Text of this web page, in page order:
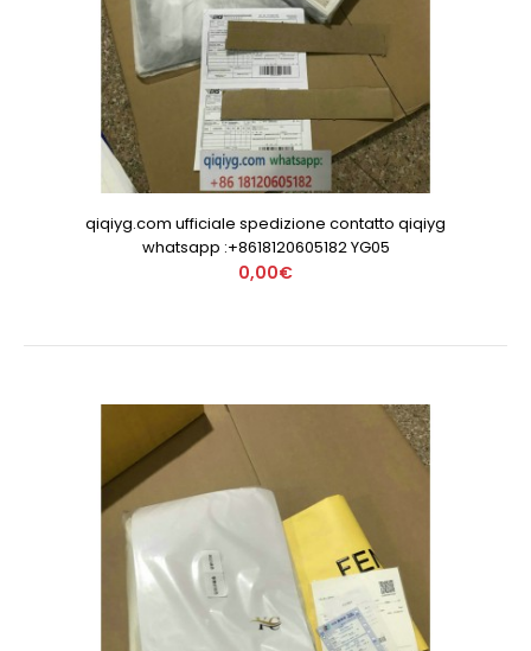
qiqiyg.com ufficiale spedizione contatto qiqiyg
whatsapp :+8618120605182 YG05
0,00€